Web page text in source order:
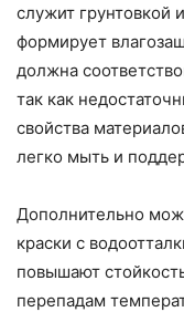
служит грунтовкой
формирует
должна
так как
свойства
легко мыть и
Дополнительно
краски с
повышают
перепадам